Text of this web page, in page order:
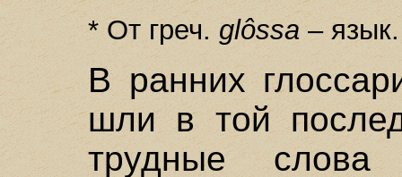
* От греч.glôssa– язык.
В ранних
шли в той
трудные